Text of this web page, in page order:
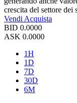
crescita del settore
Vendi Acquista
BID 0.0000
ASK 0.0000
1H
1D
7D
30D
6M